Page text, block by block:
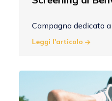
Campagna dedicata
Leggi l'articolo